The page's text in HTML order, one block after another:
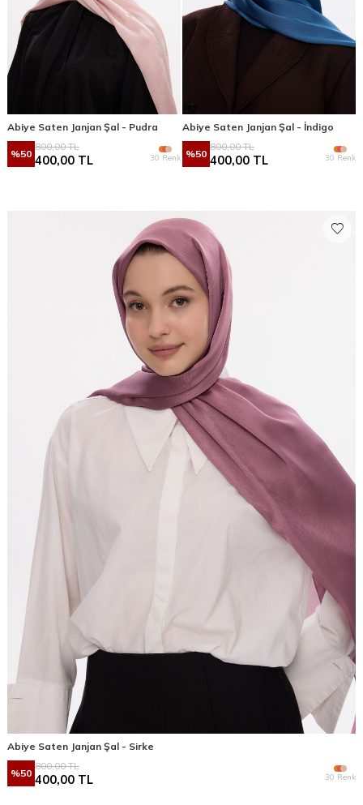
Abiye Saten Janjan Şal - Pudra
%50
800,00TL
400,00 TL 30 Renk
Abiye Saten Janjan Şal - İndigo
%50
800,00TL
400,00 TL 30 Renk
Abiye Saten Janjan Şal - Sirke
%50
800,00TL
400,00 TL 30 Renk